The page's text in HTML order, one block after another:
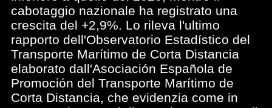
cabotaggio nazionale ha registrato una
crescita del +2,9%. Lo rileva l'ultimo
rapporto dell'Observatorio Estadístico del
Transporte Marítimo de Corta Distancia
elaborato dall'Asociación Española de
Promoción del Transporte Marítimo de
Corta Distancia, che evidenzia come in